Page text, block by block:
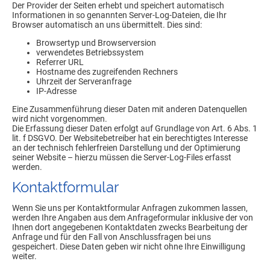
Der Provider der Seiten erhebt und speichert automatisch
Informationen in so genannten Server-Log-Dateien, die Ihr
Browser automatisch an uns übermittelt. Dies sind:
Browsertyp und Browserversion
verwendetes Betriebssystem
Referrer URL
Hostname des zugreifenden Rechners
Uhrzeit der Serveranfrage
IP-Adresse
Eine Zusammenführung dieser Daten mit anderen Datenquellen
wird nicht vorgenommen.
Die Erfassung dieser Daten erfolgt auf Grundlage von Art. 6 Abs. 1
lit. f DSGVO. Der Websitebetreiber hat ein berechtigtes Interesse
an der technisch fehlerfreien Darstellung und der Optimierung
seiner Website – hierzu müssen die Server-Log-Files erfasst
werden.
Kontaktformular
Wenn Sie uns per Kontaktformular Anfragen zukommen lassen,
werden Ihre Angaben aus dem Anfrageformular inklusive der von
Ihnen dort angegebenen Kontaktdaten zwecks Bearbeitung der
Anfrage und für den Fall von Anschlussfragen bei uns
gespeichert. Diese Daten geben wir nicht ohne Ihre Einwilligung
weiter.